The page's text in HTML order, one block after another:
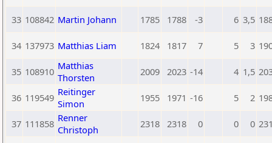
33 108842 Martin Johann 1785 1788 -3 6 3,5
34 137973 Matthias Liam 1824 1817 7 5 3
35 108910 Matthias
Thorsten
2009 2023 -14 4 1,5
36 119549 Reitinger
Simon
1955 1971 -16 5 2
37 111858 Renner
Christoph
2318 2318 0 0 0